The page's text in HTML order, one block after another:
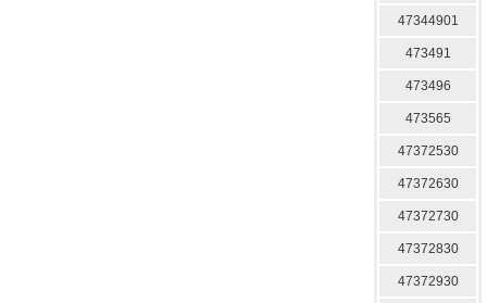
47344901
473491
473496
473565
47372530
47372630
47372730
47372830
47372930